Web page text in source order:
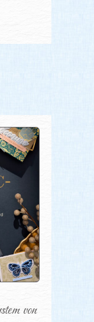
von